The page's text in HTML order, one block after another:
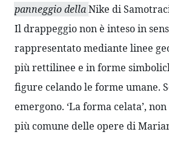
panneggio della Nike di
Il drappeggio non è inteso in
rappresentato mediante linee
più rettilinee e in forme
figure celando le forme umane.
emergono. ‘La forma celata’,
più comune delle opere di